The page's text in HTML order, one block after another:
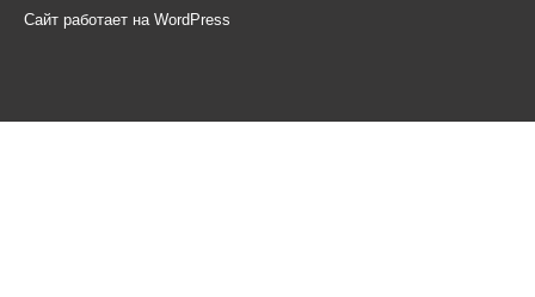
Сайт работает на WordPress